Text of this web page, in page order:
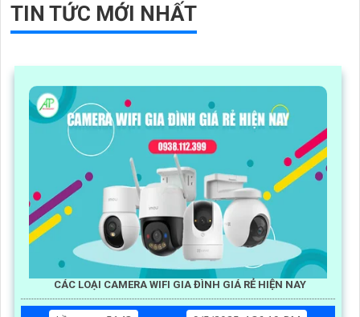
TIN TỨC MỚI NHẤT
CÁC LOẠI CAMERA WIFI GIA ĐÌNH GIÁ RẺ HIỆN NAY